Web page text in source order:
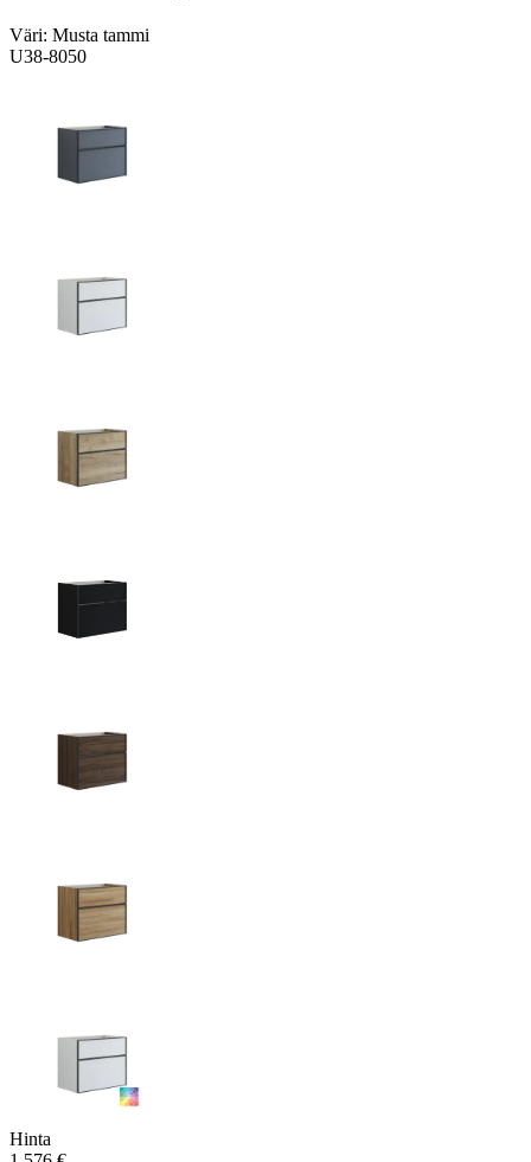
Väri: Musta tammi
U38-8050
Hinta